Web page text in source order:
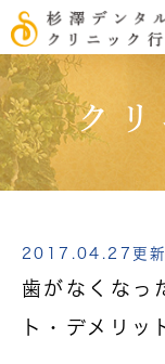
ク
2017.04.27更新
歯がなくなっ
ト・デメリッ